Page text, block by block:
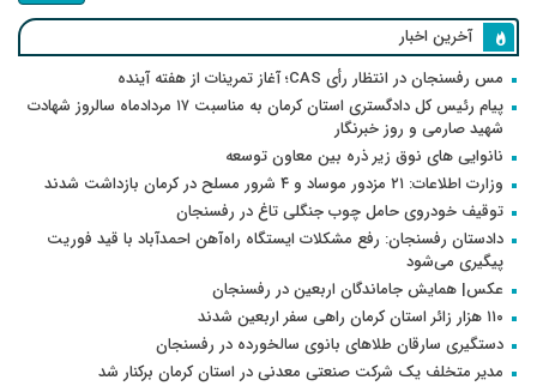
آخرین اخبار
مس رفسنجان در انتظار رأی CAS؛ آغاز تمرینات از هفته آینده
پیام رئیس کل دادگستری استان کرمان به مناسبت ۱۷ مردادماه سالروز شهادت
شهید صارمی و روز خبرنگار
نانوایی های نوق زیر ذره بین معاون توسعه
وزارت اطلاعات: ۲۱ مزدور موساد و ۴ شرور مسلح در کرمان بازداشت شدند
توقیف خودروی حامل چوب جنگلی تاغ در رفسنجان
دادستان رفسنجان: رفع مشکلات ایستگاه راه‌آهن احمدآباد با قید فوریت
پیگیری می‌شود
عکس| همایش جاماندگان اربعین در رفسنجان
۱۱۰ هزار زائر استان کرمان راهی سفر اربعین شدند
دستگیری سارقان طلاهای بانوی سالخورده در رفسنجان
مدیر متخلف یک شرکت صنعتی معدنی در استان کرمان برکنار شد